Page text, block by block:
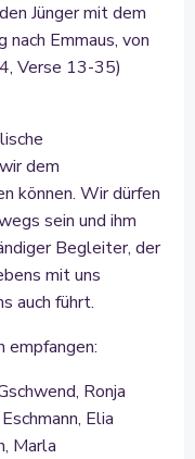
Jünger mit dem
Emmaus, von
Verse 13-35)
dem
können. Wir dürfen
sein und ihm
Begleiter, der
mit uns
auch führt.
empfangen:
Ronja
Elia
Marla